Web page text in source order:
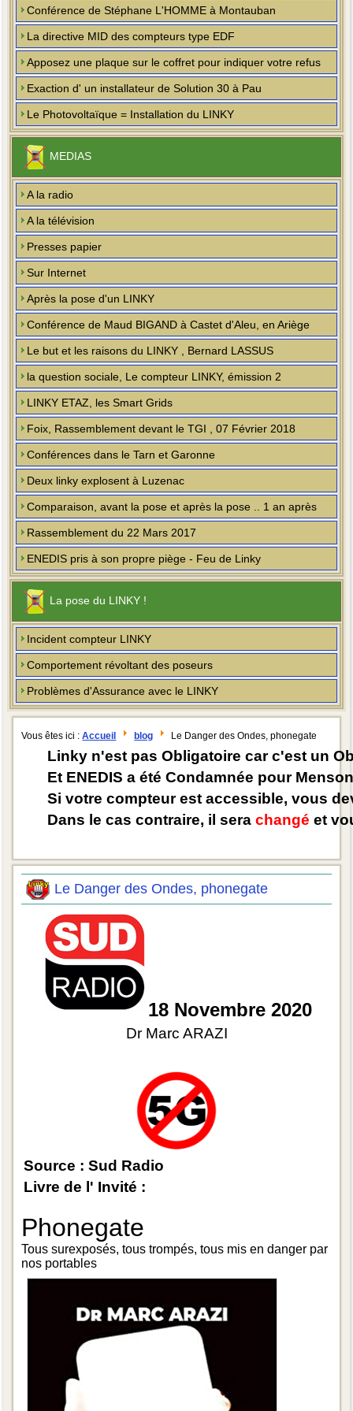
Conférence de Stéphane L'HOMME à Montauban
La directive MID des compteurs type EDF
Apposez une plaque sur le coffret pour indiquer votre refus
Exaction d' un installateur de Solution 30 à Pau
Le Photovoltaïque = Installation du LINKY
MEDIAS
A la radio
A la télévision
Presses papier
Sur Internet
Après la pose d'un LINKY
Conférence de Maud BIGAND à Castet d'Aleu, en Ariège
Le but et les raisons du LINKY , Bernard LASSUS
la question sociale, Le compteur LINKY, émission 2
LINKY ETAZ, les Smart Grids
Foix, Rassemblement devant le TGI , 07 Février 2018
Conférences dans le Tarn et Garonne
Deux linky explosent à Luzenac
Comparaison, avant la pose et après la pose .. 1 an après
Rassemblement du 22 Mars 2017
ENEDIS pris à son propre piège - Feu de Linky
La pose du LINKY !
Incident compteur LINKY
Comportement révoltant des poseurs
Problèmes d'Assurance avec le LINKY
Vous êtes ici :Accueil blog Le Danger des Ondes, phonegate
Linky n'est pas Obligatoire car c'est un
Et ENEDIS a été Condamnée pour
Si votre compteur est accessible, vous
Dans le cas contraire, il serachangé et
Le Danger des Ondes, phonegate
18 Novembre 2020
Dr Marc ARAZI
Source : Sud Radio
Livre de l' Invité :
Phonegate
Tous surexposés, tous trompés, tous mis en danger par
nos portables